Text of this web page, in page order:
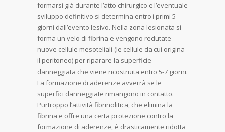
formarsi già durante l’atto chirurgico e l’eventuale
sviluppo definitivo si determina entro i primi 5
giorni dall’evento lesivo. Nella zona lesionata si
forma un velo di fibrina e vengono reclutate
nuove cellule mesoteliali (le cellule da cui origina
il peritoneo) per riparare la superficie
danneggiata che viene ricostruita entro 5-7 giorni.
La formazione di aderenze avverrà se le
superfici danneggiate rimangono in contatto.
Purtroppo l’attività fibrinolitica, che elimina la
fibrina e offre una certa protezione contro la
formazione di aderenze, è drasticamente ridotta